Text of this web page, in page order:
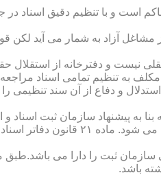
است و با تنظیم دقیق اسناد
آزاد به شمار می آید لکن
نیست و دفترخانه از استقلال
را مکلف به تنظیم تمامی اسناد
و دفاع از آن سند تنظیمی
به پیشنهاد سازمان ثبت
سردفتران و دفتریاران تعیین شده
باشد.